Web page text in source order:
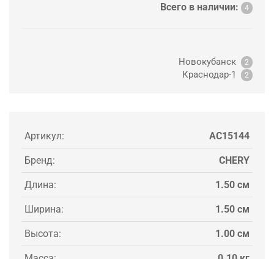
Всего в наличии: 4
Новокубанск 2
Краснодар-1 2
Артикул: AC15144
Бренд: CHERY
Длина: 1.50 см
Ширина: 1.50 см
Высота: 1.00 см